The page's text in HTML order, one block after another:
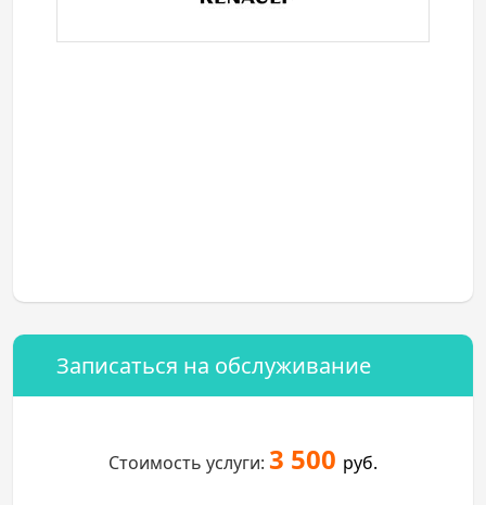
Записаться на обслуживание
Стоимость услуги: 3 500 руб.